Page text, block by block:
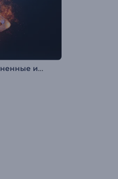
Анимация лого: Огненные искры